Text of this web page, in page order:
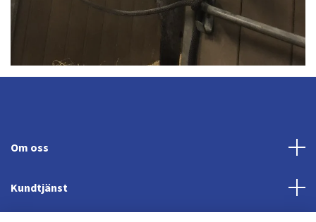
Om oss
Kundtjänst